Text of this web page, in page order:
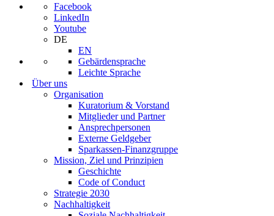
Facebook
LinkedIn
Youtube
DE
EN
Gebärdensprache
Leichte Sprache
Über uns
Organisation
Kuratorium & Vorstand
Mitglieder und Partner
Ansprechpersonen
Externe Geldgeber
Sparkassen-Finanzgruppe
Mission, Ziel und Prinzipien
Geschichte
Code of Conduct
Strategie 2030
Nachhaltigkeit